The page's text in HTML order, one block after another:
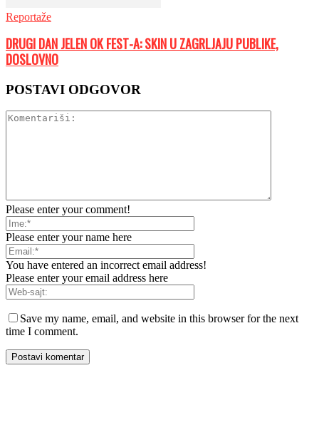
Reportaže
DRUGI DAN JELEN OK FEST-A: SKIN U ZAGRLJAJU PUBLIKE,
DOSLOVNO
POSTAVI ODGOVOR
Please enter your comment!
Please enter your name here
You have entered an incorrect email address!
Please enter your email address here
Save my name, email, and website in this browser for the next
time I comment.